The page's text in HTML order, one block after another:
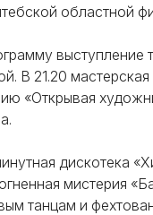
областной
выступление
В 21.20 мастерская
«Открывая
дискотека
мистерия
танцам и